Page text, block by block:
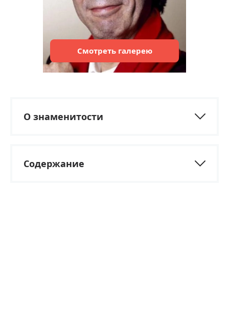
Смотреть галерею
О знаменитости
Содержание